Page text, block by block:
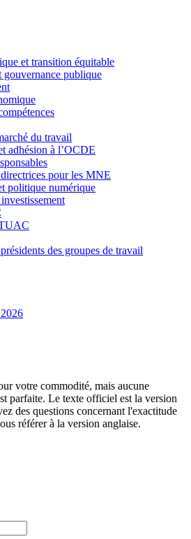
et transition équitable
gouvernance publique
du travail
adhésion à l’OCDE
pour les MNE
politique numérique
des groupes de travail
votre commodité, mais aucune
parfaite. Le texte officiel est la version
des questions concernant l'exactitude
référer à la version anglaise.